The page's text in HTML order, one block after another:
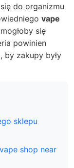
do organizmu
vape
się
powinien
by zakupy były
sklepu
shop near